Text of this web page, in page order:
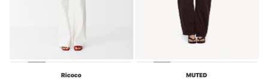
Ricoco MUTED